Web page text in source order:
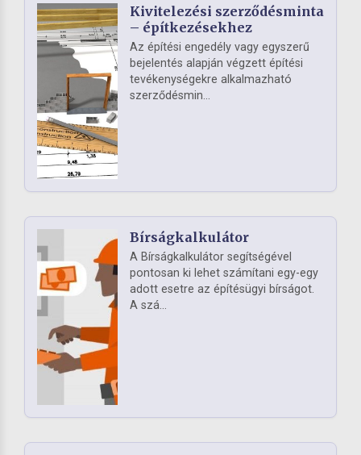
Kivitelezési szerződésminta
– építkezésekhez
Az építési engedély vagy egyszerű
bejelentés alapján végzett építési
tevékenységekre alkalmazható
szerződésmin...
Bírságkalkulátor
A Bírságkalkulátor segítségével
pontosan ki lehet számítani egy-egy
adott esetre az építésügyi bírságot.
A szá...